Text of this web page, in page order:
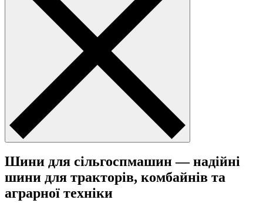
Шини для сільгоспмашин — надійні
шини для тракторів, комбайнів та
аграрної техніки